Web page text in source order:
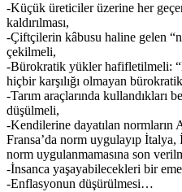
-Küçük üreticiler üzerine her
kaldırılması,
-Çiftçilerin kâbusu haline gelen
çekilmeli,
-Bürokratik yükler hafifletilmeli:
hiçbir karşılığı olmayan
-Tarım araçlarında kullandıkları
düşülmeli,
-Kendilerine dayatılan normların
Fransa’da norm uygulayıp
norm uygulanmamasına son
-İnsanca yaşayabilecekleri bir
-Enflasyonun düşürülmesi…